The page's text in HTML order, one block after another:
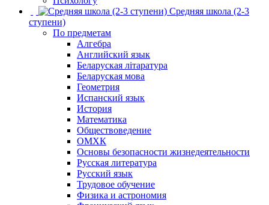
Средняя школа (2-3
ступени)
По предметам
Алгебра
Английский язык
Беларуская літаратура
Беларуская мова
Геометрия
Испанский язык
История
Математика
Обществоведение
ОМХК
Основы безопасности жизнедеятельности
Русская литература
Русский язык
Трудовое обучение
Физика и астрономия